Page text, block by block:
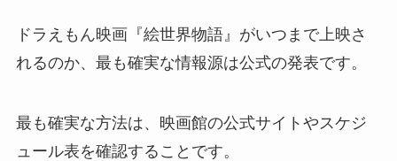
ドラえもん映画『絵世界物語』がいつまで上映さ
れるのか、最も確実な情報源は公式の発表です。
最も確実な方法は、映画館の公式サイトやスケジ
ュール表を確認することです。